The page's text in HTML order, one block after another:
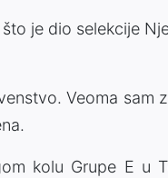
je dio selekcije
Veoma sam
kolu Grupe E u